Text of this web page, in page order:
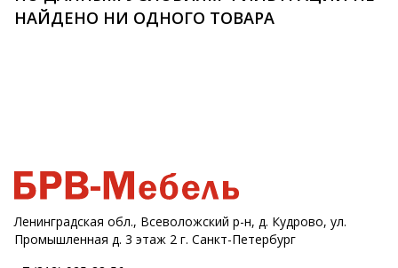
НАЙДЕНО НИ ОДНОГО ТОВАРА
Ленинградская обл., Всеволожский р-н, д. Кудрово, ул.
Промышленная д. 3 этаж 2 г. Санкт-Петербург